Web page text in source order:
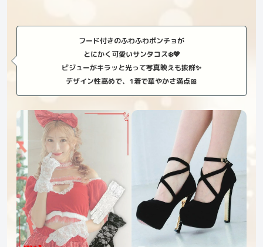
フード付きのふわふわポンチョが
とにかく可愛いサンタコス❄️💖
ビジューがキラッと光って写真映えも抜群✨
デザイン性高めで、1着で華やかさ満点🎀